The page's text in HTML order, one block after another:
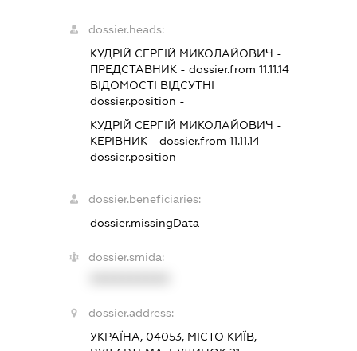
dossier.heads:
КУДРІЙ СЕРГІЙ МИКОЛАЙОВИЧ -
ПРЕДСТАВНИК- dossier.from 11.11.14
ВІДОМОСТІ ВІДСУТНІ
dossier.position -
КУДРІЙ СЕРГІЙ МИКОЛАЙОВИЧ -
КЕРІВНИК- dossier.from 11.11.14
dossier.position -
dossier.beneficiaries:
dossier.missingData
dossier.smida:
dossier.address:
УКРАЇНА, 04053, МІСТО КИЇВ,